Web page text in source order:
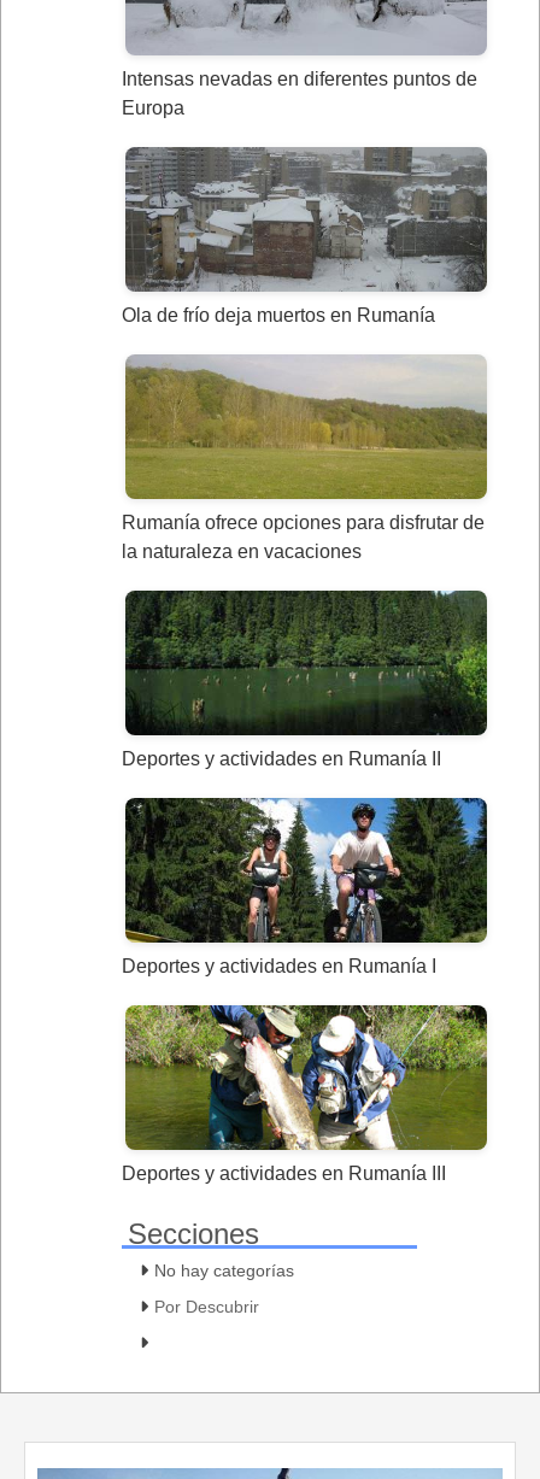
Intensas nevadas en diferentes puntos de
Europa
Ola de frío deja muertos en Rumanía
Rumanía ofrece opciones para disfrutar de
la naturaleza en vacaciones
Deportes y actividades en Rumanía II
Deportes y actividades en Rumanía I
Deportes y actividades en Rumanía III
Secciones
No hay categorías
Por Descubrir